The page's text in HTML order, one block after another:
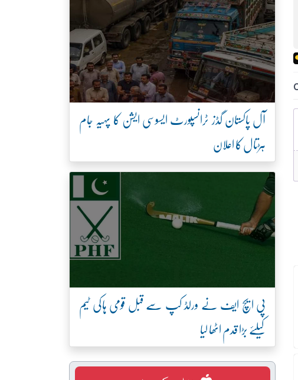
آل پاکستان گڈز ٹرانسپورٹ ایسوسی ایشن کا پہیہ جام
ہڑتال کا اعلان
پی ایچ ایف نے ورلڈ کپ سے قبل قومی ہاکی ٹیم
کیلئے بڑا قدم اٹھا لیا